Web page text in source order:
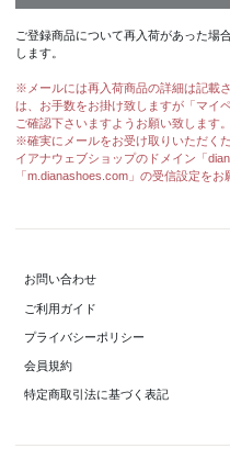
ご登録商品について再入荷があった場
します。
※メールには再入荷商品の詳細は記載
は、お手数をお掛け致しますが「マイ
ご確認下さいますようお願い致します。
※確実にメールをお受け取りいただく
イアナウェブショップのドメイン「
「m.dianashoes.com」の受信設定をお
お問い合わせ
ご利用ガイド
プライバシーポリシー
会員規約
特定商取引法に基づく表記